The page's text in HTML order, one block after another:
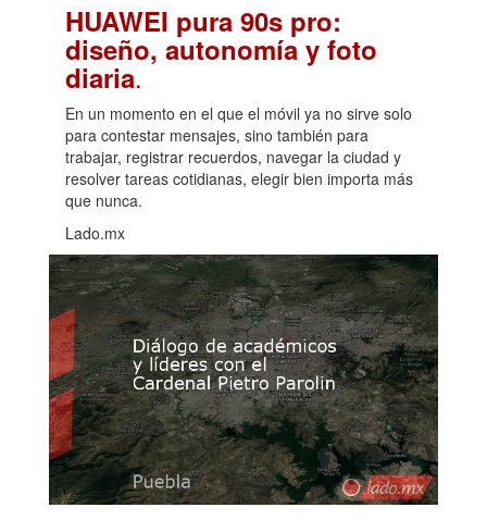
HUAWEI pura 90s pro:
diseño, autonomía y foto
diaria.
En un momento en el que el móvil ya no sirve solo
para contestar mensajes, sino también para
trabajar, registrar recuerdos, navegar la ciudad y
resolver tareas cotidianas, elegir bien importa más
que nunca.
Lado.mx